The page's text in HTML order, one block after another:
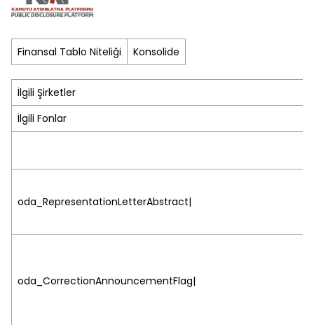
Finansal Tablo Niteliği Konsolide
İlgili Şirketler
İlgili Fonlar
oda_RepresentationLetterAbstract|
oda_CorrectionAnnouncementFlag|